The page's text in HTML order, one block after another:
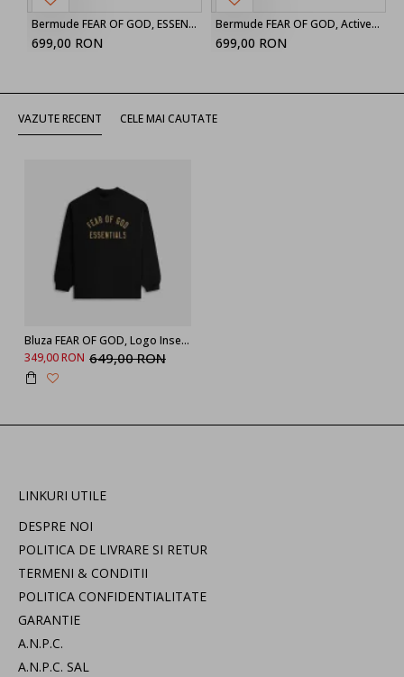
Bermude FEAR OF GOD, ESSENTIALS drawstring shorts
699,00 RON
Bermude FEAR OF GOD, Active Trace Relaxed Sweatshort
699,00 RON
VAZUTE RECENT CELE MAI CAUTATE
Bluza FEAR OF GOD, Logo Insert, Oversized, Black
349,00 RON 649,00 RON
LINKURI UTILE
DESPRE NOI
POLITICA DE LIVRARE SI RETUR
TERMENI & CONDITII
POLITICA CONFIDENTIALITATE
GARANTIE
A.N.P.C.
A.N.P.C. SAL